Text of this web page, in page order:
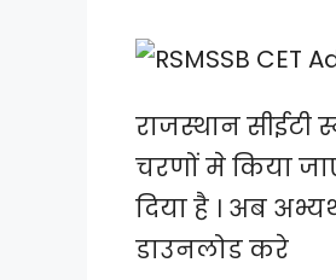
राजस्थान सीईटी
चरणों मे किया
दिया है । अब
डाउनलोड करे